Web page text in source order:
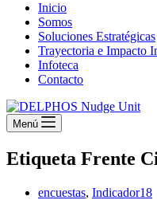
Inicio
Somos
Soluciones Estratégicas
Trayectoria e Impacto
Infoteca
Contacto
Menú
Etiqueta Frente
encuestas, Indicador18